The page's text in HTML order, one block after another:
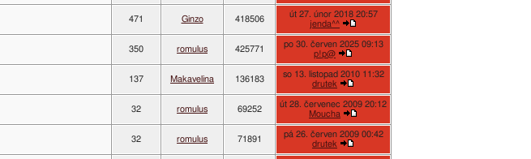
471 Ginzo 418506
út 27. únor 2018 20:57
jenda^^
350 romulus 425771
po 30. červen 2025 09:13
p!p@
137 Makavelina 136183
so 13. listopad 2010 11:32
drutek
32 romulus 69252
út 28. červenec 2009 20:12
Moucha
32 romulus 71891
pá 26. červen 2009 00:42
drutek